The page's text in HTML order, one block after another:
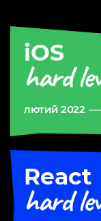
iOS
hard
лютий 2022
React
hard